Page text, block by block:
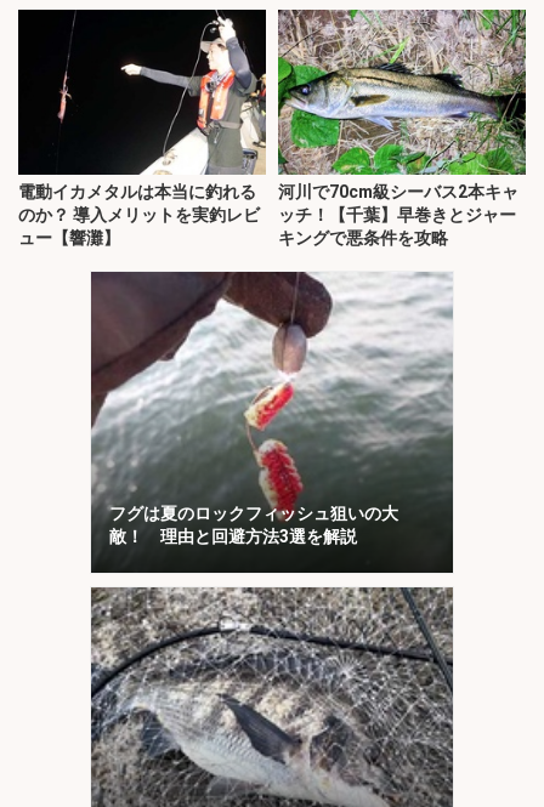
電動イカメタルは本当に釣れる
のか？ 導入メリットを実釣レビ
ュー【響灘】
河川で70cm級シーバス2本キャ
ッチ！【千葉】早巻きとジャー
キングで悪条件を攻略
フグは夏のロックフィッシュ狙いの大
敵！ 理由と回避方法3選を解説